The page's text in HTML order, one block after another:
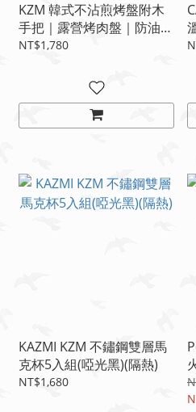
KZM 韓式不沾煎烤盤附木
手把｜露營烤肉盤｜防油噴
深盤設計｜戶外煎炒烤神器
NT$1,780
KAZMI KZM 不鏽鋼雙層馬
克杯5入組(啞光黑)(隔熱)
NT$1,680